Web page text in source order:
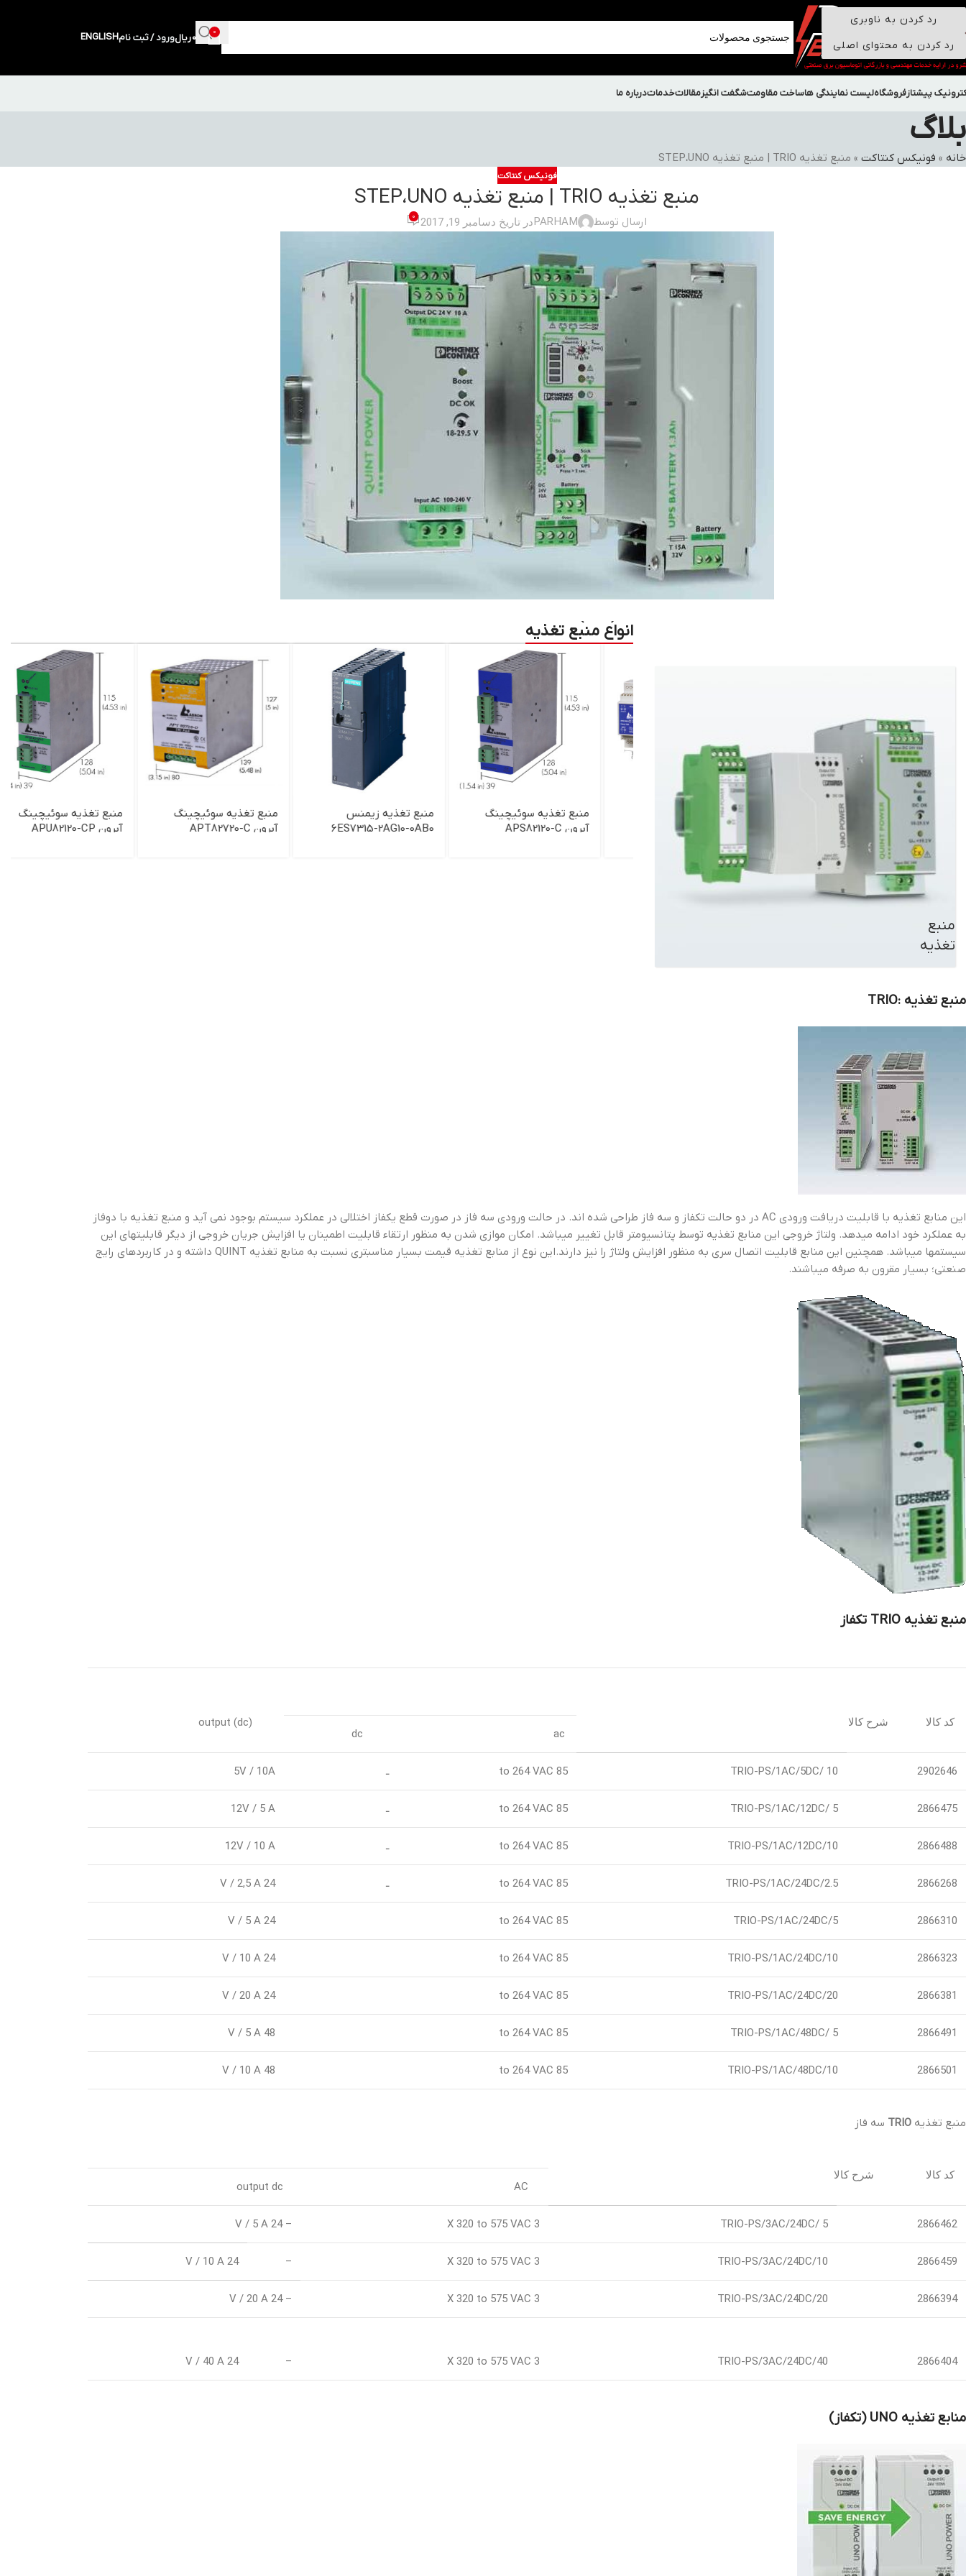
رد کردن به ناوبری
رد کردن به محتوای اصلی
0
0ریالورود / ثبت نامENGLISH
پیشتازفروشگاهلیست نمایندگی هاساخت مقاومتشگفت انگیزمقالاتخدماتدرباره ما
بلاگ
خانه » فونیکس کنتاکت » منبع تغذیه TRIO | منبع تغذیه STEP،UNO
فونیکس کنتاکت
منبع تغذیه TRIO | منبع تغذیه STEP،UNO
ارسال توسط PARHAMدر تاریخ دسامبر 19, 2017 0
انواع منبع تغذیه
منبع تغذیه زیمنس مدل
6ES7-307-1EA00-0AA0
116,000,000 ریال
منبع تغذیه سوئیچینگ
آبرون APC82050-C
APC82050-B
منبع تغذیه سوئیچینگ
آبرون APS82120-C
منبع تغذيه زيمنس
6ES7315-2AG10-0AB0
منبع تغذیه سوئیچینگ
آبرون APT82720-C
منبع تغذیه سوئیچینگ
آبرون APU82120-CP
منبع
تغذیه
منبع تغذیه :TRIO
اين منابع تغذيه با قابليت دريافت ورودی AC در دو حالت تکفاز و سه فاز طراحی شده اند. در حالت ورودی سه فاز در صورت قطع يکفاز اختلالی در عملکرد سيستم بوجود نمی آيد و منبع تغذيه با دوفاز
به عملکرد خود ادامه میدهد. ولتاژ خروجی اين منابع تغذيه توسط پتانسيومتر قابل تغيير میباشد. امکان موازی شدن به منظور ارتقاء قابليت اطمينان يا افزايش جريان خروجی از ديگر قابليتهای اين
سيستمها میباشد. همچنين اين منابع قابليت اتصال سري به منظور افزايش ولتاژ را نيز دارند.اين نوع از منابع تغذيه قيمت بسيار مناسبتری نسبت به منابع تغذيه QUINT داشته و در كاربردهای رايج
صنعتی؛ بسيار مقرون به صرفه میباشند.
منبع تغذیه تکفاز
کد کالا شرح کالا
(output (dc
2902646
TRIO-PS/1AC/5DC/ 10
85 to 264 VAC ـ 5V / 10A
2866475
TRIO-PS/1AC/12DC/ 5
85 to 264 VAC ـ 12V / 5 A
2866488
TRIO-PS/1AC/12DC/10
85 to 264 VAC ـ 12V / 10 A
2866268
TRIO-PS/1AC/24DC/2.5
85 to 264 VAC ـ 24 V / 2,5 A
2866310
TRIO-PS/1AC/24DC/5
85 to 264 VAC
24 V / 5 A
2866323
TRIO-PS/1AC/24DC/10
85 to 264 VAC
24 V / 10 A
2866381
TRIO-PS/1AC/24DC/20
85 to 264 VAC
24 V / 20 A
2866491
TRIO-PS/1AC/48DC/ 5
85 to 264 VAC
48 V / 5 A
2866501
TRIO-PS/1AC/48DC/10
85 to 264 VAC
48 V / 10 A
منبع تغذیه سه فاز
کد کالا شرح کالا
2866462
TRIO-PS/3AC/24DC/ 5
3 X 320 to 575 VAC
– 24 V / 5 A
2866459
TRIO-PS/3AC/24DC/10
3 X 320 to 575 VAC
–
24 V / 10 A
2866394
TRIO-PS/3AC/24DC/20
3 X 320 to 575 VAC
– 24 V / 20 A
2866404
TRIO-PS/3AC/24DC/40
3 X 320 to 575 VAC
–
24 V / 40 A
منابع تغذیه (تکفاز)